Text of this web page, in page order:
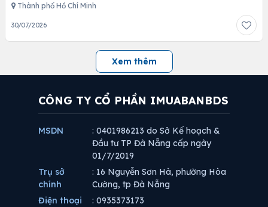
Thành phố Hồ Chí Minh
30/07/2026
Xem thêm
CÔNG TY CỔ PHẦN IMUABANBDS
MSDN
: 0401986213 do Sở Kế hoạch &
Đầu tư TP Đà Nẵng cấp ngày
01/7/2019
Trụ sở
chính
: 16 Nguyễn Sơn Hà, phường Hòa
Cường, tp Đà Nẵng
Điện thoại
: 0935373173